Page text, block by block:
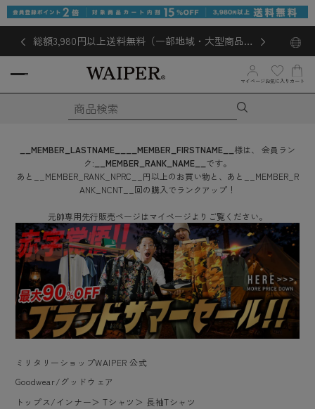
総額3,980円以上送料無料（一部地域・大型商品対
マイページ お気に入り カート
__MEMBER_LASTNAME__ __MEMBER_FIRSTNAME__ 様は、
会員ラン
ク: __MEMBER_RANK_NAME__ です。
あと
__MEMBER_RANK_NPRC__ 円以上のお買い物と、あと
__MEMBER_R
ANK_NCNT__ 回の購入でランクアップ！
元帥専用先行販売ページはマイページよりご覧ください。
ミリタリーショップWAIPER 公式
Goodwear/グッドウェア
トップス/インナー＞Tシャツ ＞ 長袖Tシャツ